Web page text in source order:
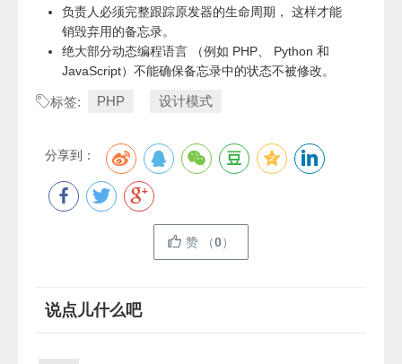
负责人必须完整跟踪原发器的生命周期， 这样才能
销毁弃用的备忘录。
绝大部分动态编程语言 （例如 PHP、 Python 和
JavaScript）不能确保备忘录中的状态不被修改。
标签: PHP 设计模式
分享到：
赞 （0）
说点儿什么吧